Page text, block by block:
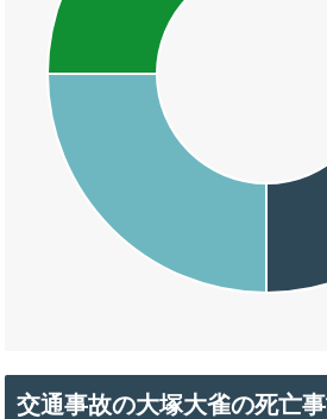
交通事故の大塚大雀の死亡